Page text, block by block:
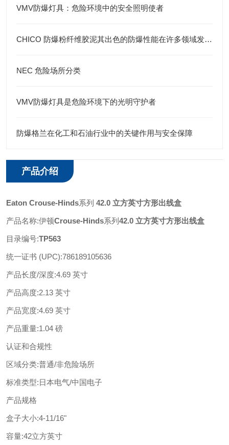
VMV防爆灯具：危险环境中的安全照明使者
CHICO 防爆粉纤维胶泥其出色的防爆性能在许多领域发挥着重要的作用
NEC 危险场所分类
VMV防爆灯具是危险环境下的光明守护者
防爆格兰在化工和石油行业中的关键作用与安全保障
产品介绍
Eaton Crouse-Hinds系列 42.0 立方英寸方形出线盒
产品名称:伊顿Crouse-Hinds系列 42.0 立方英寸方形出线盒
目录编号:TP563
统一证书 (UPC):786189105636
产品长度/深度:4.69 英寸
产品高度:2.13 英寸
产品宽度:4.69 英寸
产品重量:1.04 磅
认证和合规性
区域分类:普通/非危险场所
标准类型:日本电气/中国电子
产品规格
盒子大小:4-11/16"
容量:42立方英寸